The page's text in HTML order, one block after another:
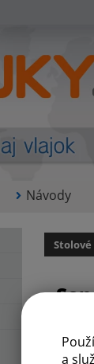
a
Návody